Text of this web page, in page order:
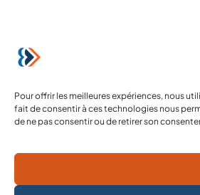
Pour offrir les meilleures expériences, nous
fait de consentir à ces technologies nous
de ne pas consentir ou de retirer son